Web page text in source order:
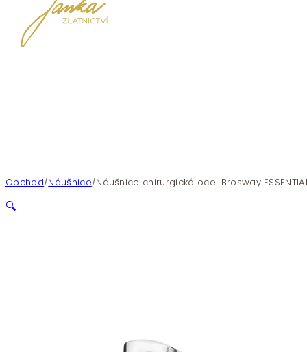
Obchod/Náušnice/Náušnice chirurgická ocel Brosway
🔍